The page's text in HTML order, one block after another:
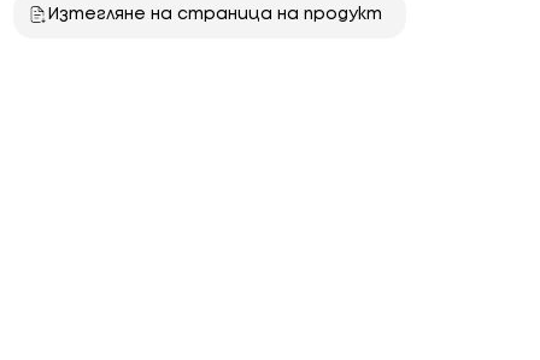
Изтегляне на страница на продукт